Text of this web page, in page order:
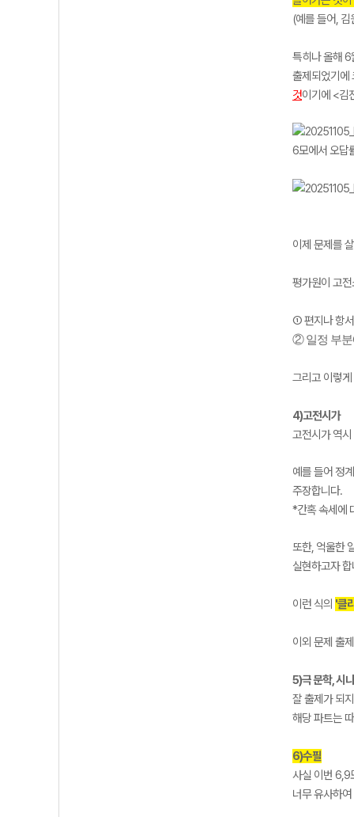
(예를 들어,
특히나 올해
출제되었기에
것이기에 <김
6모에서 오답
이제 문제를
평가원이 고
①편지나 항
② 일정 부분
그리고 이렇
4)고전시가
고전시가 역
예를 들어 정
주장합니다.
*간혹 속세에
또한, 억울한
실현하고자
이런 식의 '클
이외 문제 출
5)극 문학, 시
잘 출제가 되
해당 파트는
6)수필
사실 이번
너무 유사하